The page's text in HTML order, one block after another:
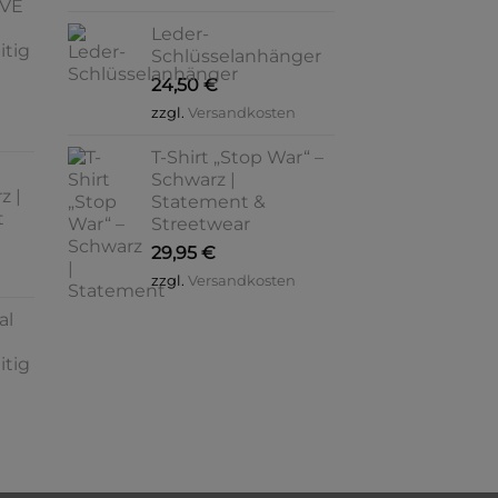
|
Leder-
Schlüsselanhänger
24,50 €
zzgl. Versandkosten
T-Shirt „Stop War“ –
Schwarz |
Statement &
Streetwear
29,95 €
zzgl. Versandkosten